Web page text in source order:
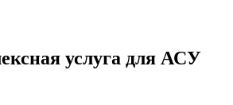
услуга для АСУ